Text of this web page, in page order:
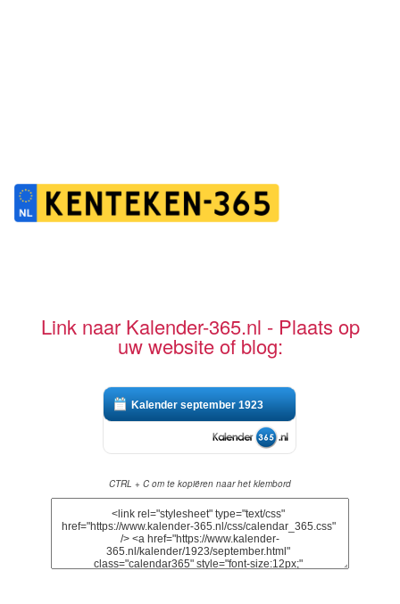
Link naar Kalender-365.nl - Plaats op
uw website of blog:
Kalender september 1923
CTRL + C om te kopiëren naar het klembord